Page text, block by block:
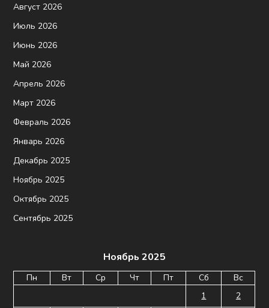
Август 2026
Июль 2026
Июнь 2026
Май 2026
Апрель 2026
Март 2026
Февраль 2026
Январь 2026
Декабрь 2025
Ноябрь 2025
Октябрь 2025
Сентябрь 2025
Ноябрь 2025
Пн Вт Ср Чт Пт Сб
Вс
1
2